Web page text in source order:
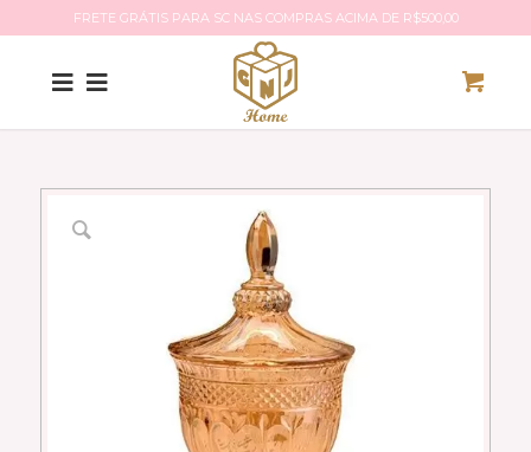
FRETE GRÁTIS PARA SC NAS COMPRAS ACIMA DE R$500,00